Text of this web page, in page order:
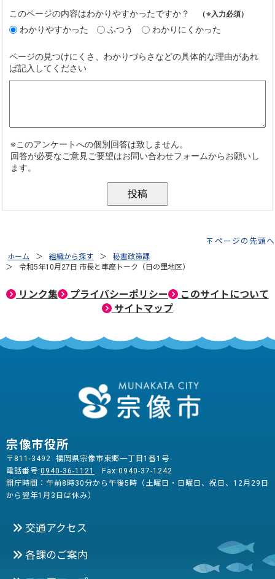
ページの先頭へ
ホーム 組織から探す
秘書政策課
令和5年10月27日 市長と車座トーク（日の里地区）
リンク集 プライバシーポリシー
このサイトについて
サイトマップ
宗像市役所
〒811-3492 福岡県宗像市東郷一丁目1番1号
電話番号:0940-36-1121
Fax:0940-37-1242
開庁時間：午前8時30分から午後5時（土曜日・日曜日、祝日、12月29日
から翌年1月3日は休み）
交通アクセス
各課のご案内